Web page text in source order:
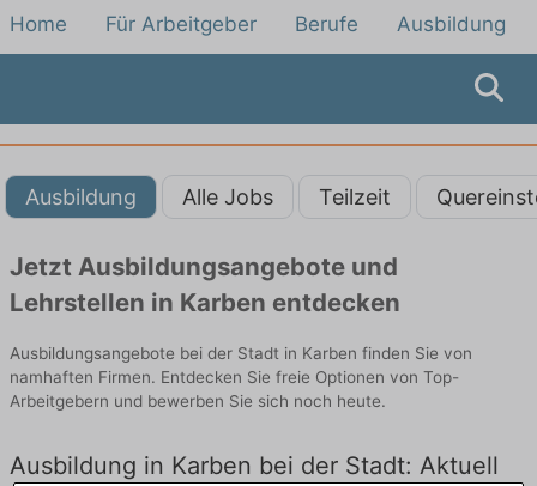
Home Für Arbeitgeber Berufe Ausbildung
Ausbildung Alle Jobs Teilzeit
Jetzt Ausbildungsangebote und
Lehrstellen in Karben entdecken
Ausbildungsangebote bei der Stadt in Karben finden Sie von
namhaften Firmen. Entdecken Sie freie Optionen von Top-
Arbeitgebern und bewerben Sie sich noch heute.
Ausbildung in Karben bei der Stadt: Aktuell